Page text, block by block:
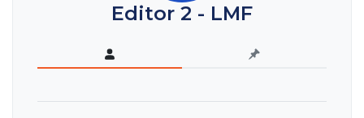
Editor 2 - LMF